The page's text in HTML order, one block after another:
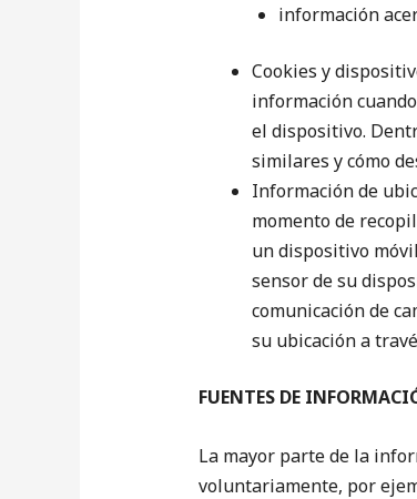
información
Cookies y
información
el dispositivo.
similares y cómo
Información de
momento de
un dispositivo
sensor de su
comunicación de
su ubicación a
FUENTES DE
La mayor parte de la
voluntariamente, por